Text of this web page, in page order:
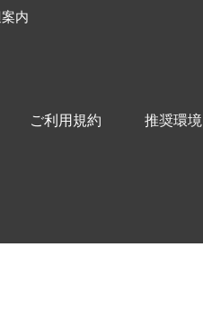
内
ご利用規約 推奨環境